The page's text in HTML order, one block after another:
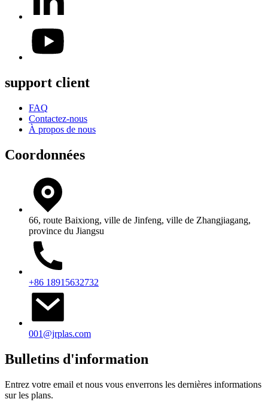
support client
FAQ
Contactez-nous
À propos de nous
Coordonnées
66, route Baixiong, ville de Jinfeng, ville de Zhangjiagang,
province du Jiangsu
+86 18915632732
001@jrplas.com
Bulletins d'information
Entrez votre email et nous vous enverrons les dernières informations
sur les plans.